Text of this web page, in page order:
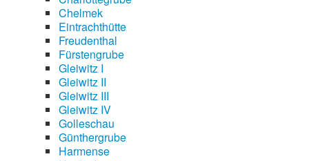
Chelmek
Eintrachthütte
Freudenthal
Fürstengrube
Gleiwitz I
Gleiwitz II
Gleiwitz III
Gleiwitz IV
Golleschau
Günthergrube
Harmense